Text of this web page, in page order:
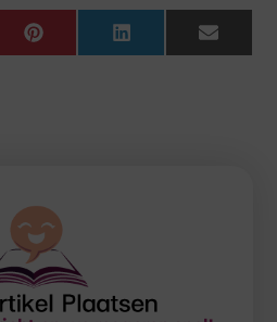
Pinterest LinkedIn Email